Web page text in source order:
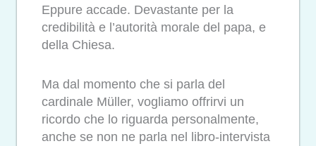
Eppure accade. Devastante per la
credibilità e l’autorità morale del papa, e
della Chiesa.
Ma dal momento che si parla del
cardinale Müller, vogliamo offrirvi un
ricordo che lo riguarda personalmente,
anche se non ne parla nel libro-intervista